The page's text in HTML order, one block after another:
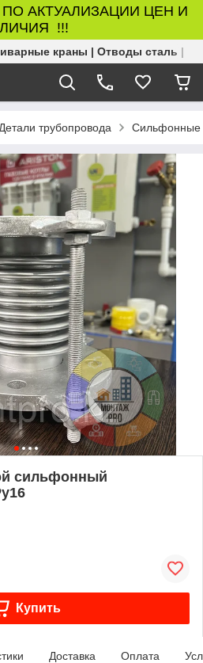
АКТУАЛИЗАЦИИ ЦЕН И
!!!
краны | Отводы сталь |
Детали трубопровода Сильфонные
сильфонный
Купить
Доставка Оплата